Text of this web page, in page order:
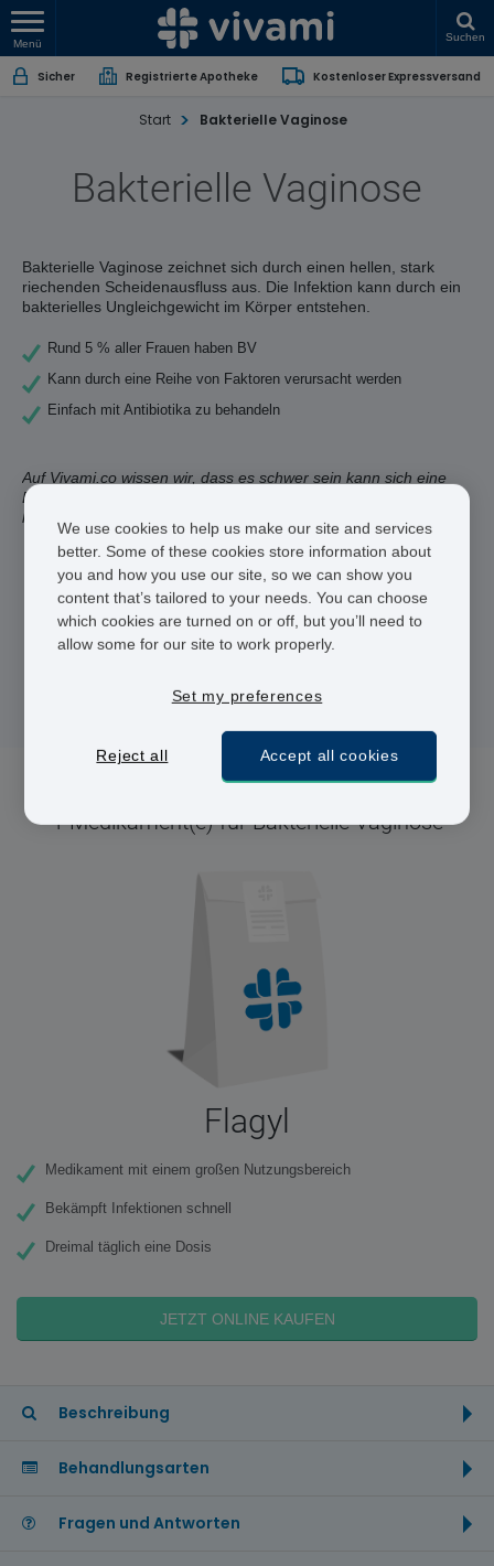
Menü
Suchen
Sicher Registrierte Apotheke Kostenloser Expressversand
Start Bakterielle Vaginose
Bakterielle Vaginose
Bakterielle Vaginose zeichnet sich durch einen hellen, stark
riechenden Scheidenausfluss aus. Die Infektion kann durch ein
bakterielles Ungleichgewicht im Körper entstehen.
Rund 5 % aller Frauen haben BV
Kann durch eine Reihe von Faktoren verursacht werden
Einfach mit Antibiotika zu behandeln
Auf Vivami.co wissen wir, dass es schwer sein kann sich eine
Behandlung für Beschwerden wie diese zu suchen. Deshalb
haben wir für Sie unser einfaches Bestellsystem entwickelt.
Registrierte Ärzte und Apotheker
24 h Lieferung
Sichere Bezahlung
1 Medikament(e) für Bakterielle Vaginose
Flagyl
Medikament mit einem großen Nutzungsbereich
Bekämpft Infektionen schnell
Dreimal täglich eine Dosis
JETZT ONLINE KAUFEN
Beschreibung
Behandlungsarten
Fragen und Antworten
We use cookies to help us make our site and services
better. Some of these cookies store information about
you and how you use our site, so we can show you
content that’s tailored to your needs. You can choose
which cookies are turned on or off, but you’ll need to
allow some for our site to work properly.
Set my preferences
Reject all Accept all cookies